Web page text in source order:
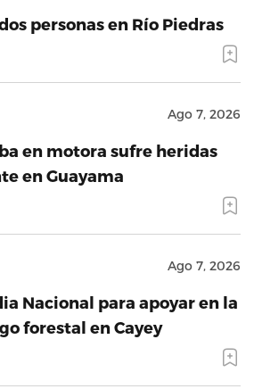
personas en Río Piedras
Ago 7, 2026
en motora sufre heridas
en Guayama
Ago 7, 2026
Nacional para apoyar en la
forestal en Cayey